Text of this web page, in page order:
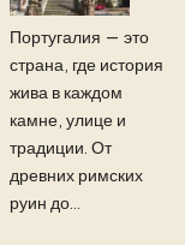
Португалия — это
страна, где история
жива в каждом
камне, улице и
традиции. От
древних римских
руин до...